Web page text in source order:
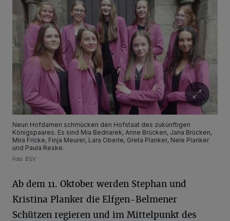
Neun Hofdamen schmücken den Hofstaat des zukünftigen
Königspaares. Es sind Mia Bednarek, Anne Brücken, Jana Brücken,
Mira Fricke, Finja Meurer, Lara Oberle, Greta Planker, Nele Planker
und Paula Reske.
Foto: BSV
Ab dem 11. Oktober werden Stephan und
Kristina Planker die Elfgen-Belmener
Schützen regieren und im Mittelpunkt des